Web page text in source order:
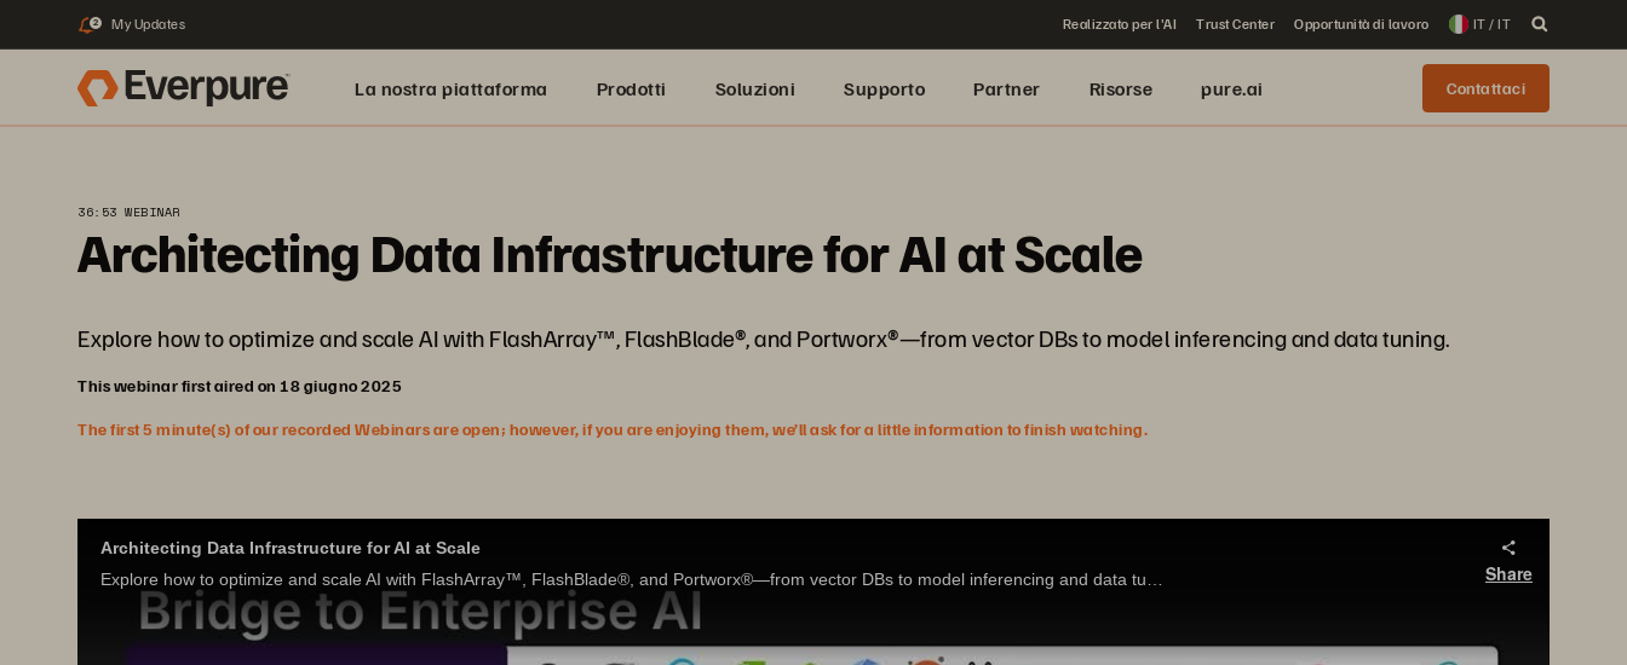
2 My Updates Realizzato per l'AI Trust Center Opportunità di lavoro IT / IT
La nostra piattaforma Prodotti Soluzioni Supporto Partner Risorse pure.ai Contattaci
36:53 WEBINAR
Architecting Data Infrastructure for AI at Scale
Explore how to optimize and scale AI with FlashArray™, FlashBlade®, and Portworx®—from vector DBs to model inferencing and data tuning.
This webinar first aired on 18 giugno 2025
The first 5 minute(s) of our recorded Webinars are open; however, if you are enjoying them, we’ll ask for a little information to finish watching.
Architecting Data Infrastructure for AI at Scale
Share